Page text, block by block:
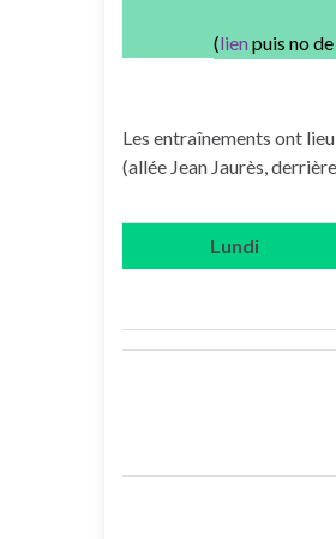
(lien puis no
Les entraînements ont
(allée Jean Jaurès,
Lundi